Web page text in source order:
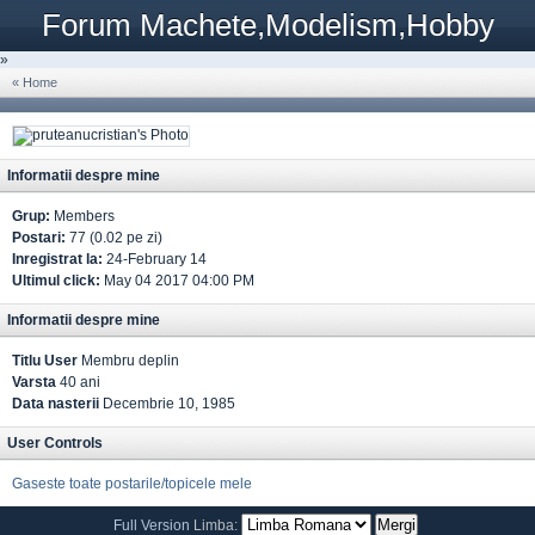
Forum Machete,Modelism,Hobby
»
« Home
Informatii despre mine
Grup: Members
Postari: 77 (0.02 pe zi)
Inregistrat la: 24-February 14
Ultimul click: May 04 2017 04:00 PM
Informatii despre mine
Titlu User Membru deplin
Varsta 40 ani
Data nasterii Decembrie 10, 1985
User Controls
Gaseste toate postarile/topicele mele
Full Version Limba: